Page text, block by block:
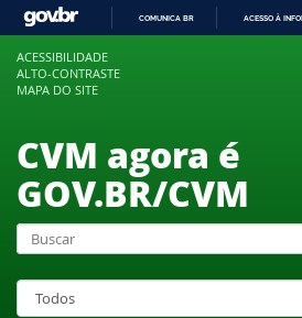
COMUNICA BR ACESSO À
ACESSIBILIDADE
ALTO-CONTRASTE
MAPA DO SITE
CVM agora é
GOV.BR/CVM